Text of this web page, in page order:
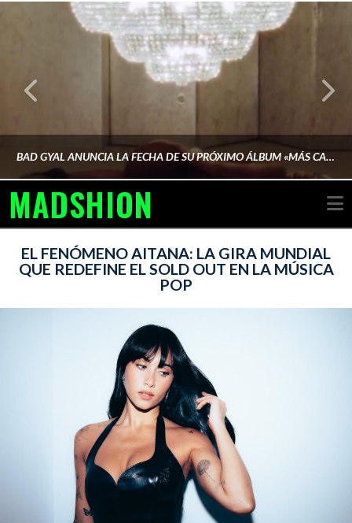
BAD GYAL ANUNCIA LA FECHA DE SU PRÓXIMO ÁLBUM «MÁS CARA»
MADSHION
EL FENÓMENO AITANA: LA GIRA MUNDIAL
QUE REDEFINE EL SOLD OUT EN LA MÚSICA
POP